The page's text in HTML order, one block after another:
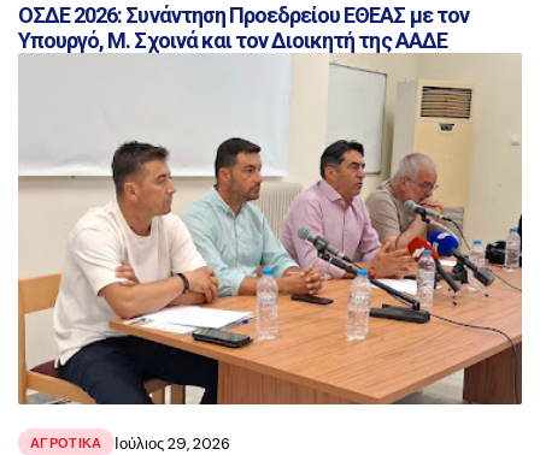
ΟΣΔΕ 2026: Συνάντηση Προεδρείου ΕΘΕΑΣ με τον
Υπουργό, Μ. Σχοινά και τον Διοικητή της ΑΑΔΕ
ΑΓΡΟΤΙΚΑ Ιούλιος 29, 2026